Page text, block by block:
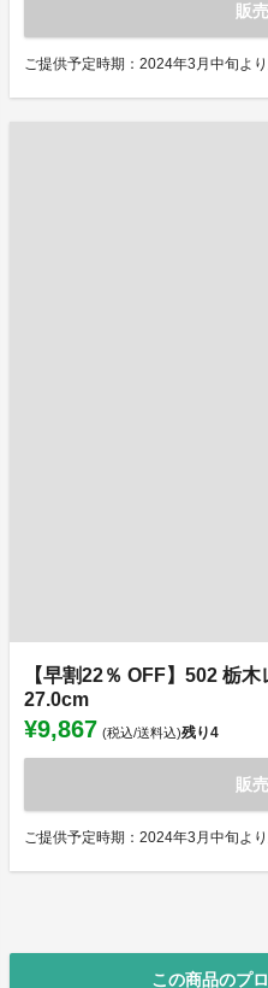
販
ご提供予定時期：2024年3月中旬よ
【早割22％ OFF】502 栃
27.0cm
¥9,867 (税込/送料込)残り4
販
ご提供予定時期：2024年3月中旬よ
この商品のプ